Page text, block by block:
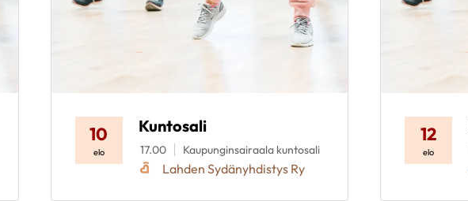
10
elo
Kuntosali
17.00 Kaupunginsairaala kuntosali
Lahden Sydänyhdistys Ry
12
elo